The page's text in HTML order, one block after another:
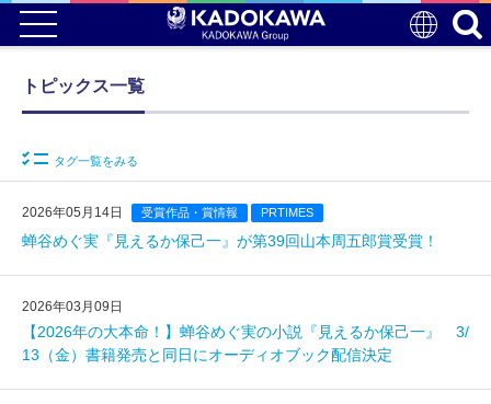
トピックス一覧
タグ一覧をみる
2026年05月14日 受賞作品・賞情報 PRTIMES
蝉谷めぐ実『見えるか保己一』が第39回山本周五郎賞受賞！
2026年03月09日
【2026年の大本命！】蝉谷めぐ実の小説『見えるか保己一』 3/
13（金）書籍発売と同日にオーディオブック配信決定